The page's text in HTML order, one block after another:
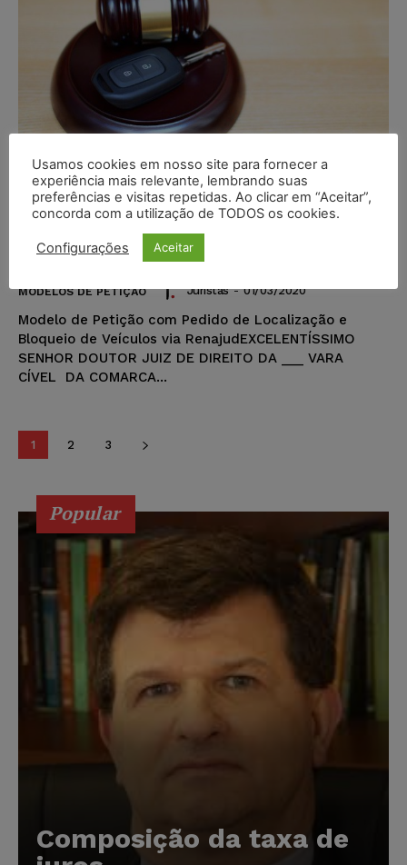
Modelo de Petição com Pedido de
Localização e Bloqueio de Veículos
via Renajud
MODELOS DE PETIÇÃO Juristas - 01/03/2020
Modelo de Petição com Pedido de Localização e
Bloqueio de Veículos via RenajudEXCELENTÍSSIMO
SENHOR DOUTOR JUIZ DE DIREITO DA ___ VARA
CÍVEL DA COMARCA...
1 2 3
Popular
Composição da taxa de
Usamos cookies em nosso site para fornecer a
experiência mais relevante, lembrando suas
preferências e visitas repetidas. Ao clicar em “Aceitar”,
concorda com a utilização de TODOS os cookies.
Configurações Aceitar